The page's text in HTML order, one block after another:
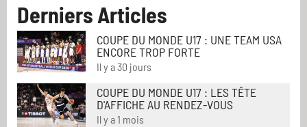
Derniers Articles
COUPE DU MONDE U17 : UNE TEAM USA
ENCORE TROP FORTE
Il y a 30 jours
COUPE DU MONDE U17 : LES TÊTE
D'AFFICHE AU RENDEZ-VOUS
Il y a 1 mois